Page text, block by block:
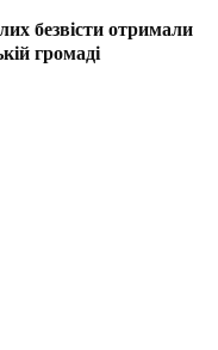
безвісти отримали
громаді